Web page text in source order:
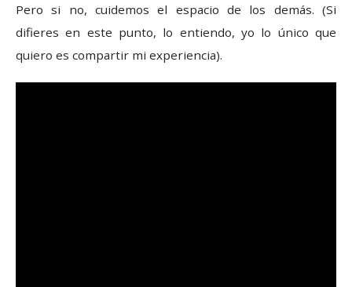
Pero si no, cuidemos el espacio de los demás. (Si
difieres en este punto, lo entiendo, yo lo único que
quiero es compartir mi experiencia).